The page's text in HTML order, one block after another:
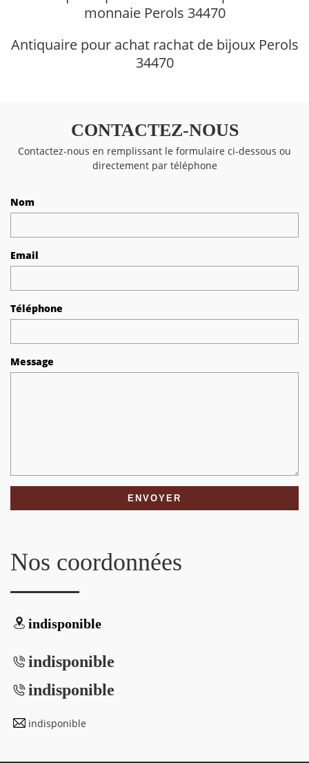
monnaie Perols 34470
Antiquaire pour achat rachat de bijoux Perols
34470
CONTACTEZ-NOUS
Contactez-nous en remplissant le formulaire ci-dessous ou
directement par téléphone
Nom
Email
Téléphone
Message
Nos coordonnées
indisponible
indisponible
indisponible
indisponible